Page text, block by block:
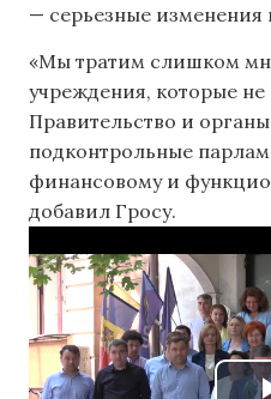
— серьезные изменения
«Мы тратим слишком
учреждения, которые
Правительство и
подконтрольные
финансовому и
добавил Гросу.